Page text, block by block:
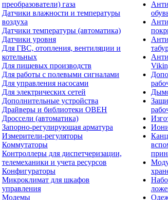
преобразователи) газа
Датчики влажности и температуры
воздуха
Датчики температуры (автоматика)
Датчики уровня
Для ГВС, отопления, вентиляции и
котельных
Для пищевых производств
Для работы с полевыми сигналами
Для управления насосами
Для электрических сетей
Дополнительные устройства
Драйверы и библиотеки ОВЕН
Дроссели (автоматика)
Запорно-регулирующая арматура
Измерители-регуляторы
Коммутаторы
Контроллеры для диспетчеризации,
телемеханики и учета ресурсов
Конфигураторы
Микроклимат для шкафов
управления
Модемы